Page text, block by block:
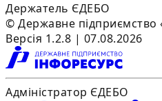
Держатель ЄДЕБО
© Державне підприємство
Версія 1.2.8 | 07.08.2026
Адміністратор ЄДЕБО